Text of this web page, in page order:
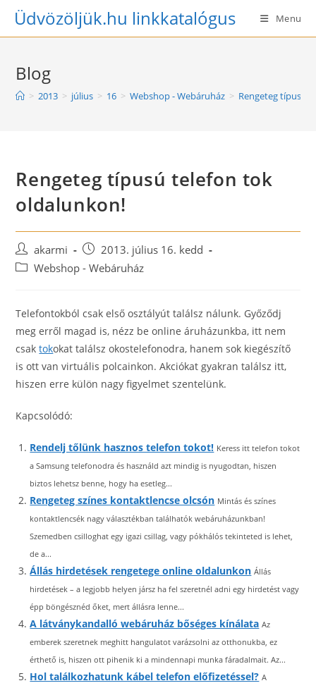
SkipÜdvözöljük.hu linkkatalógus Menu
Blog
> 2013 > július > 16 > Webshop - Webáruház > Rengeteg típusú
Rengeteg típusú telefon tok
oldalunkon!
Post
author:
akarmi
Post
published:
2013. július 16. kedd
PostWebshop - Webáruház
Telefontokból csak első osztályút találsz nálunk. Győződj
meg erről magad is, nézz be online áruházunkba, itt nem
csaktokokat találsz okostelefonodra, hanem sok kiegészítő
is ott van virtuális polcainkon. Akciókat gyakran találsz itt,
hiszen erre külön nagy figyelmet szentelünk.
Kapcsolódó:
Rendelj tőlünk hasznos telefon tokot! Keress itt telefon tokot
a Samsung telefonodra és használd azt mindig is nyugodtan, hiszen
biztos lehetsz benne, hogy ha esetleg...
Rengeteg színes kontaktlencse olcsón Mintás és színes
kontaktlencsék nagy választékban találhatók webáruházunkban!
Szemedben csilloghat egy igazi csillag, vagy pókhálós tekinteted is lehet,
de a...
Állás hirdetések rengetege online oldalunkon Állás
hirdetések – a legjobb helyen jársz ha fel szeretnél adni egy hirdetést vagy
épp böngésznéd őket, mert állásra lenne...
A látványkandalló webáruház bőséges kínálata Az
emberek szeretnek meghitt hangulatot varázsolni az otthonukba, ez
érthető is, hiszen ott pihenik ki a mindennapi munka fáradalmait. Az...
Hol találkozhatunk kábel telefon előfizetéssel? A